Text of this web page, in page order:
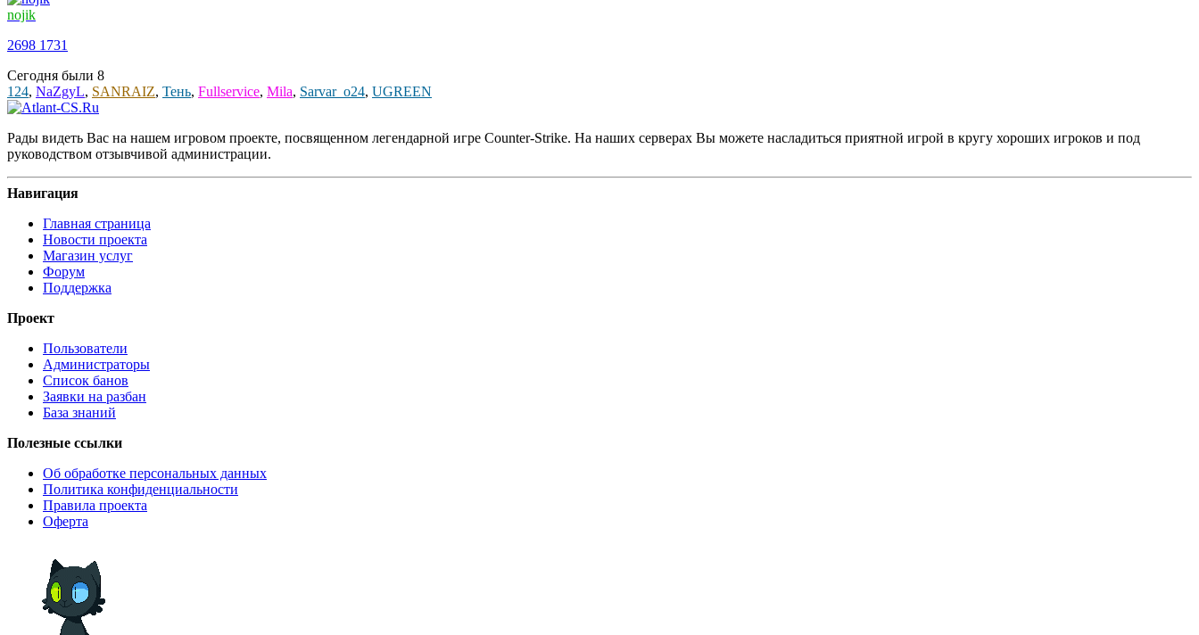
nojik
2698 1731
Сегодня были 8
124, NaZgyL, SANRAIZ, Тень, Fullservice, Mila, Sarvar_o24, UGREEN
Рады видеть Вас на нашем игровом проекте, посвященном легендарной игре Counter-Strike. На наших серверах Вы можете насладиться приятной игрой в кругу хороших игроков и под
руководством отзывчивой администрации.
Навигация
Главная страница
Новости проекта
Магазин услуг
Форум
Поддержка
Проект
Пользователи
Администраторы
Список банов
Заявки на разбан
База знаний
Полезные ссылки
Об обработке персональных данных
Политика конфиденциальности
Правила проекта
Оферта